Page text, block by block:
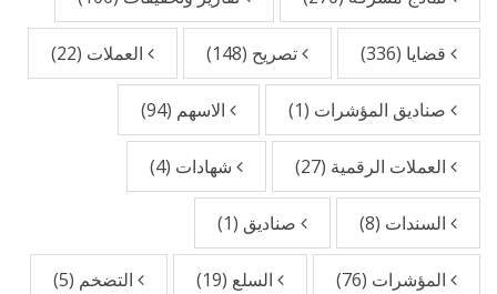
قضايا (336) تصريح (148) العملات (22)
صناديق المؤشرات (1) الاسهم (94)
العملات الرقمية (27) شهادات (4)
السندات (8) صناديق (1)
المؤشرات (76) السلع (19) التضخم (5)